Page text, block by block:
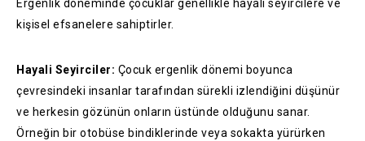
Ergenlik döneminde çocuklar genellikle hayali seyircilere ve
kişisel efsanelere sahiptirler.
Hayali Seyirciler: Çocuk ergenlik dönemi boyunca
çevresindeki insanlar tarafından sürekli izlendiğini düşünür
ve herkesin gözünün onların üstünde olduğunu sanar.
Örneğin bir otobüse bindiklerinde veya sokakta yürürken